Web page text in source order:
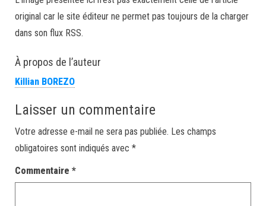
original car le site éditeur ne permet pas toujours de la charger
dans son flux RSS.
À propos de l’auteur
Killian BOREZO
Laisser un commentaire
Votre adresse e-mail ne sera pas publiée. Les champs
obligatoires sont indiqués avec *
Commentaire *